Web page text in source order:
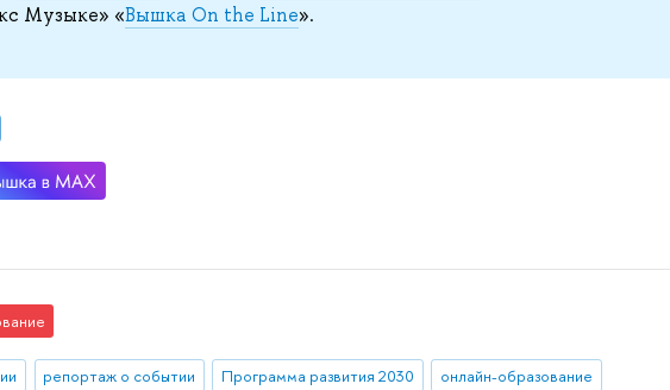
Музыке» «Вышка On the Line».
репортаж о событии Программа развития 2030 онлайн-образование